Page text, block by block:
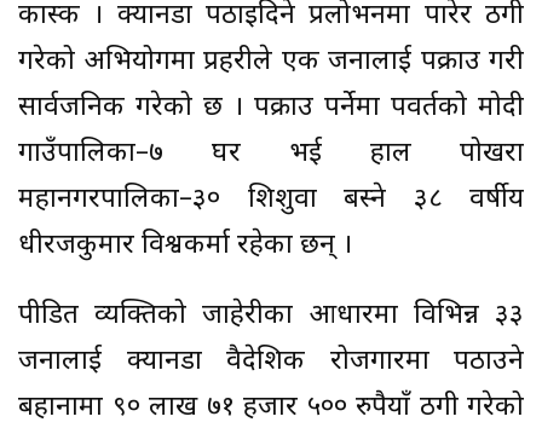
कास्की । क्यानडा पठाइदिने प्रलोभनमा पारेर ठगी
गरेको अभियोगमा प्रहरीले एक जनालाई पक्राउ गरी
सार्वजनिक गरेको छ । पक्राउ पर्नेमा पवर्तको मोदी
गाउँपालिका–७ घर भई हाल पोखरा
महानगरपालिका–३० शिशुवा बस्ने ३८ वर्षीय
धीरजकुमार विश्वकर्मा रहेका छन् ।
पीडित व्यक्तिको जाहेरीका आधारमा विभिन्न ३३
जनालाई क्यानडा वैदेशिक रोजगारमा पठाउने
बहानामा ९० लाख ७१ हजार ५०० रुपैयाँ ठगी गरेको